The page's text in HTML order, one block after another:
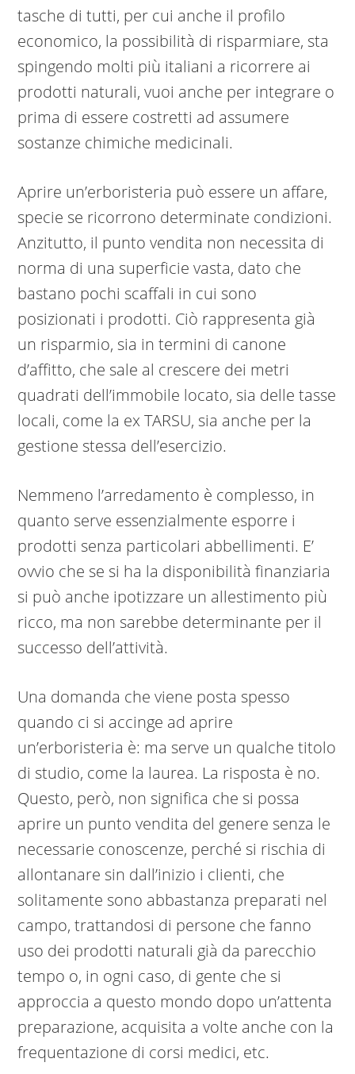
tasche di tutti, per cui anche il profilo
economico, la possibilità di risparmiare, sta
spingendo molti più italiani a ricorrere ai
prodotti naturali, vuoi anche per integrare o
prima di essere costretti ad assumere
sostanze chimiche medicinali.
Aprire un’erboristeria può essere un affare,
specie se ricorrono determinate condizioni.
Anzitutto, il punto vendita non necessita di
norma di una superficie vasta, dato che
bastano pochi scaffali in cui sono
posizionati i prodotti. Ciò rappresenta già
un risparmio, sia in termini di canone
d’affitto, che sale al crescere dei metri
quadrati dell’immobile locato, sia delle tasse
locali, come la ex TARSU, sia anche per la
gestione stessa dell’esercizio.
Nemmeno l’arredamento è complesso, in
quanto serve essenzialmente esporre i
prodotti senza particolari abbellimenti. E’
ovvio che se si ha la disponibilità finanziaria
si può anche ipotizzare un allestimento più
ricco, ma non sarebbe determinante per il
successo dell’attività.
Una domanda che viene posta spesso
quando ci si accinge ad aprire
un’erboristeria è: ma serve un qualche titolo
di studio, come la laurea. La risposta è no.
Questo, però, non significa che si possa
aprire un punto vendita del genere senza le
necessarie conoscenze, perché si rischia di
allontanare sin dall’inizio i clienti, che
solitamente sono abbastanza preparati nel
campo, trattandosi di persone che fanno
uso dei prodotti naturali già da parecchio
tempo o, in ogni caso, di gente che si
approccia a questo mondo dopo un’attenta
preparazione, acquisita a volte anche con la
frequentazione di corsi medici, etc.